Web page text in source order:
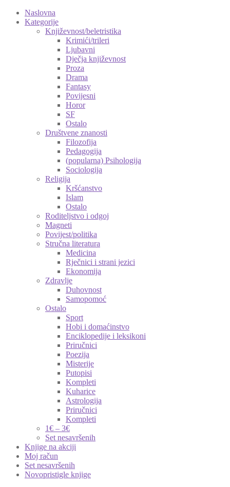
Naslovna
Kategorije
Književnost/beletristika
Krimići/trileri
Ljubavni
Dječja književnost
Proza
Drama
Fantasy
Povijesni
Horor
SF
Ostalo
Društvene znanosti
Filozofija
Pedagogija
(popularna) Psihologija
Sociologija
Religija
Kršćanstvo
Islam
Ostalo
Roditeljstvo i odgoj
Magneti
Povijest/politika
Stručna literatura
Medicina
Rječnici i strani jezici
Ekonomija
Zdravlje
Duhovnost
Samopomoć
Ostalo
Sport
Hobi i domaćinstvo
Enciklopedije i leksikoni
Priručnici
Poezija
Misterije
Putopisi
Kompleti
Kuharice
Astrologija
Priručnici
Kompleti
1€ – 3€
Set nesavršenih
Knjige na akciji
Moj račun
Set nesavršenih
Novopristigle knjige